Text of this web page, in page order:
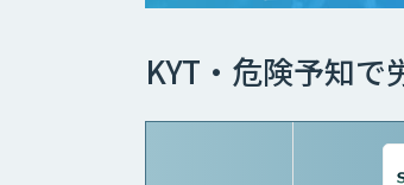
KYT・危険予知で